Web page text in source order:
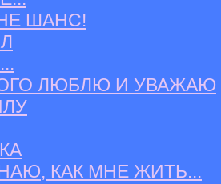
ШАНС!
ЛЮБЛЮ И УВАЖАЮ
КАК МНЕ ЖИТЬ...